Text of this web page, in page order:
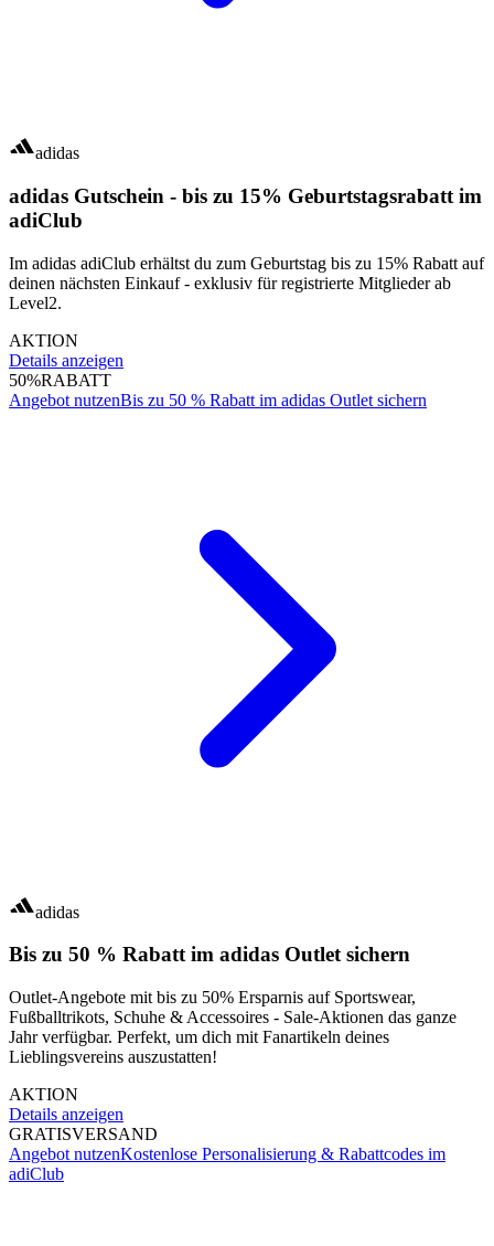
adidas
adidas Gutschein - bis zu 15% Geburtstagsrabatt im
adiClub
Im adidas adiClub erhältst du zum Geburtstag bis zu 15% Rabatt auf
deinen nächsten Einkauf - exklusiv für registrierte Mitglieder ab
Level2.
AKTION
Details anzeigen
50%RABATT
Angebot nutzenBis zu 50 % Rabatt im adidas Outlet sichern
adidas
Bis zu 50 % Rabatt im adidas Outlet sichern
Outlet-Angebote mit bis zu 50% Ersparnis auf Sportswear,
Fußballtrikots, Schuhe & Accessoires - Sale-Aktionen das ganze
Jahr verfügbar. Perfekt, um dich mit Fanartikeln deines
Lieblingsvereins auszustatten!
AKTION
Details anzeigen
GRATISVERSAND
Angebot nutzenKostenlose Personalisierung & Rabattcodes im
adiClub